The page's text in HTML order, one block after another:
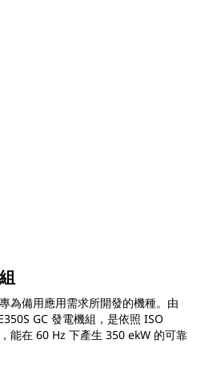
為備用應用需求所開發的機種。由
GC 發電機組，是依照 ISO
能在 60 Hz 下產生 350 ekW 的可靠